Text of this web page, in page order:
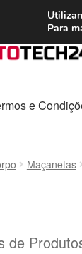
e
Maçanetas
de
Para